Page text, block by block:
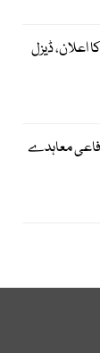
اعلان، ڈیزل
معاہدے